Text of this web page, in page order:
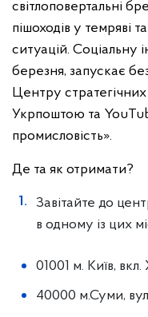
світлоповертальні
пішоходів у темряві
ситуацій. Соціальну
березня, запускає
Центру стратегічних
Укрпоштою та
промисловість».
Де та як отримати?
Завітайте до
в одному із цих
01001 м. Київ,
40000 м.Суми,